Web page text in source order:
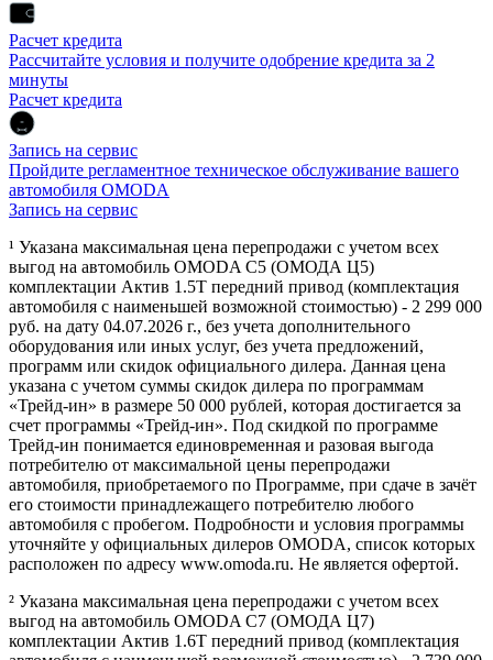
Расчет кредита
Рассчитайте условия и получите одобрение кредита за 2
минуты
Расчет кредита
Запись на сервис
Пройдите регламентное техническое обслуживание вашего
автомобиля OMODA
Запись на сервис
¹ Указана максимальная цена перепродажи с учетом всех
выгод на автомобиль OMODA C5 (ОМОДА Ц5)
комплектации Актив 1.5Т передний привод (комплектация
автомобиля с наименьшей возможной стоимостью) - 2 299 000
руб. на дату 04.07.2026 г., без учета дополнительного
оборудования или иных услуг, без учета предложений,
программ или скидок официального дилера. Данная цена
указана с учетом суммы скидок дилера по программам
«Трейд-ин» в размере 50 000 рублей, которая достигается за
счет программы «Трейд-ин». Под скидкой по программе
Трейд-ин понимается единовременная и разовая выгода
потребителю от максимальной цены перепродажи
автомобиля, приобретаемого по Программе, при сдаче в зачёт
его стоимости принадлежащего потребителю любого
автомобиля с пробегом. Подробности и условия программы
уточняйте у официальных дилеров OMODA, список которых
расположен по адресу www.omoda.ru. Не является офертой.
² Указана максимальная цена перепродажи с учетом всех
выгод на автомобиль OMODA C7 (ОМОДА Ц7)
комплектации Актив 1.6T передний привод (комплектация